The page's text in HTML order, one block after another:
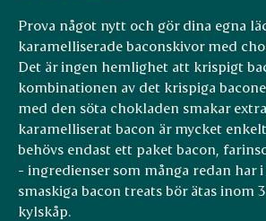
Prova något nytt och gör dina egna
karamelliserade baconskivor med
Det är ingen hemlighet att krispigt
kombinationen av det krispiga
med den söta chokladen smakar
karamelliserat bacon är mycket
behövs endast ett paket bacon,
- ingredienser som många redan har i
smaskiga bacon treats bör ätas inom
kylskåp.